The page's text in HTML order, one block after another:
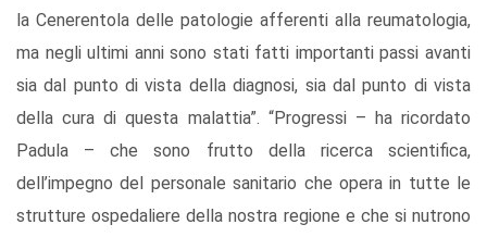
la Cenerentola delle patologie afferenti alla reumatologia,
ma negli ultimi anni sono stati fatti importanti passi avanti
sia dal punto di vista della diagnosi, sia dal punto di vista
della cura di questa malattia”. “Progressi – ha ricordato
Padula – che sono frutto della ricerca scientifica,
dell’impegno del personale sanitario che opera in tutte le
strutture ospedaliere della nostra regione e che si nutrono